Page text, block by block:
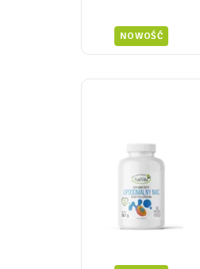
NOWOŚĆ